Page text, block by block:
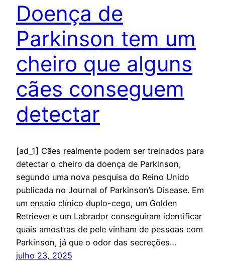
Doença de
Parkinson tem um
cheiro que alguns
cães conseguem
detectar
[ad_1] Cães realmente podem ser treinados para
detectar o cheiro da doença de Parkinson,
segundo uma nova pesquisa do Reino Unido
publicada no Journal of Parkinson’s Disease. Em
um ensaio clínico duplo-cego, um Golden
Retriever e um Labrador conseguiram identificar
quais amostras de pele vinham de pessoas com
Parkinson, já que o odor das secreções…
julho 23, 2025